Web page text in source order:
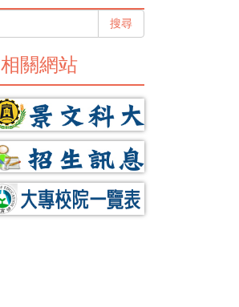
搜尋
相關網站